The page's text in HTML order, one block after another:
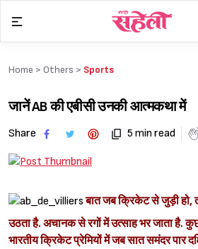
content
Home > Others > Sports
जानें AB की एबीसी उनकी आत्मकथा में
Share 5 min read
बात जब क्रिकेट से जुड़ी हो,
उठता है. अचानक से रगों में उत्साह भर जाता है.
भारतीय क्रिकेट प्रेमियों में जब सात समंदर पार